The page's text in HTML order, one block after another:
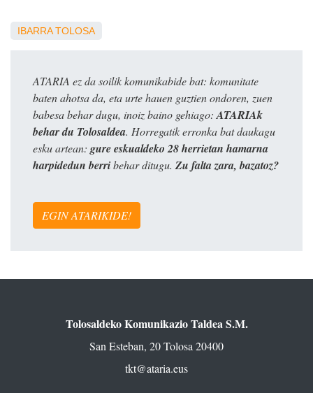
IBARRA TOLOSA
ATARIA ez da soilik komunikabide bat: komunitate
baten ahotsa da, eta urte hauen guztien ondoren, zuen
babesa behar dugu, inoiz baino gehiago: ATARIAk
behar du Tolosaldea. Horregatik erronka bat daukagu
esku artean: gure eskualdeko 28 herrietan hamarna
harpidedun berribehar ditugu. Zu falta zara, bazatoz?
EGIN ATARIKIDE!
Tolosaldeko Komunikazio Taldea S.M.
San Esteban, 20 Tolosa 20400
tkt@ataria.eus